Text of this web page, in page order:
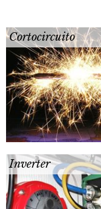
Cortocircuito
Inverter